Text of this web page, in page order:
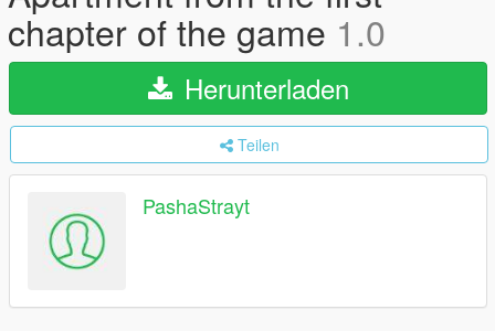
chapter of the game 1.0
Herunterladen
Teilen
PashaStrayt